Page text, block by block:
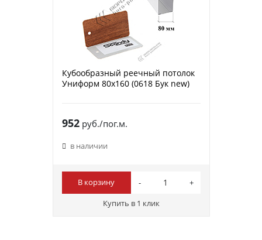
Кубообразный реечный потолок
Униформ 80х160 (0618 Бук new)
952руб./пог.м.
в наличии
В корзину
Купить в 1 клик